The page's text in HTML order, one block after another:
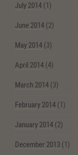
July 2014 (1)
June 2014 (2)
May 2014 (3)
April 2014 (4)
March 2014 (3)
February 2014 (1)
January 2014 (2)
December 2013 (1)